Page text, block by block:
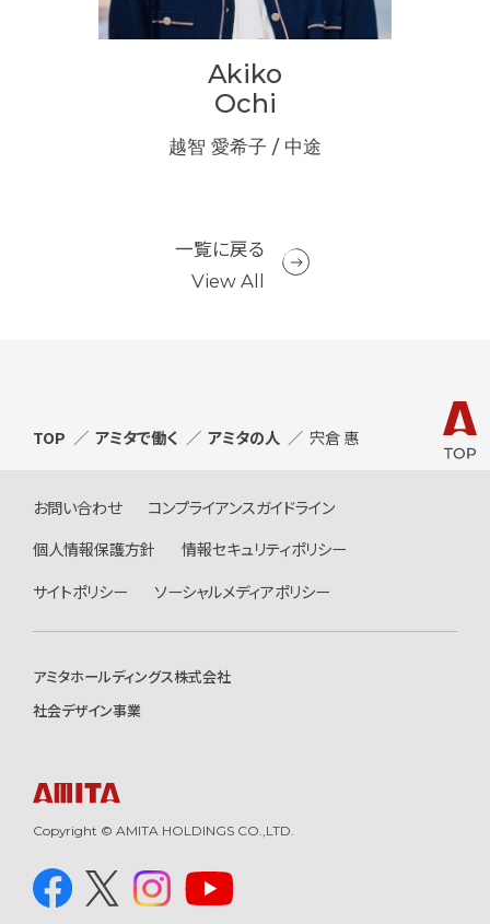
Akiko
Ochi
越智 愛希子 / 中途
一覧に戻る
View All
お問い合わせ
コンプライアンスガイドライン
個人情報保護方針
情報セキュリティポリシー
サイトポリシー
ソーシャルメディアポリシー
TOP アミタで働く アミタの人 宍倉 惠
Copyright © AMITA HOLDINGS CO.,LTD.
アミタホールディングス株式会社
社会デザイン事業